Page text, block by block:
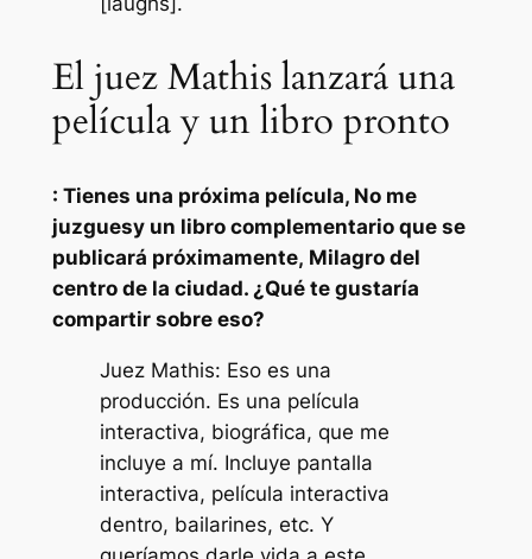
El juez Mathis lanzará una
película y un libro pronto
: Tienes una próxima película, No me
juzguesy un libro complementario que se
publicará próximamente, Milagro del
centro de la ciudad. ¿Qué te gustaría
compartir sobre eso?
Juez Mathis: Eso es una
producción. Es una película
interactiva, biográfica, que me
incluye a mí. Incluye pantalla
interactiva, película interactiva
dentro, bailarines, etc. Y